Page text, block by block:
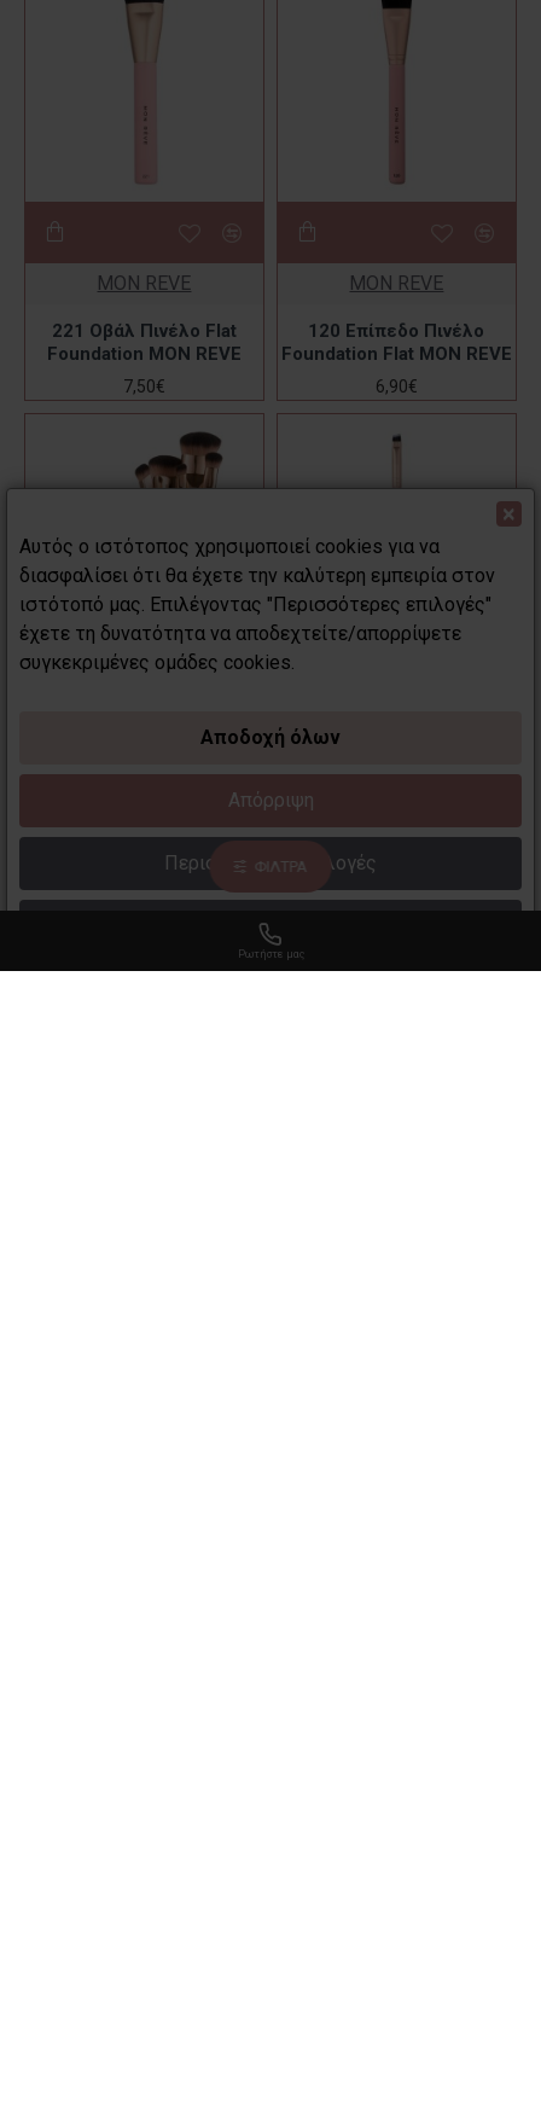
MON REVE
221 Οβάλ Πινέλο Flat
Foundation MON REVE
7,50€
MON REVE
120 Επίπεδο Πινέλο
Foundation Flat MON REVE
6,90€
Collection 5 PCS BRUSH
SET MON REVE
Eyebrow Brush MON REVE
4,50€
×
Αυτός ο ιστότοπος χρησιμοποιεί cookies για να
διασφαλίσει ότι θα έχετε την καλύτερη εμπειρία στον
ιστότοπό μας. Επιλέγοντας "Περισσότερες επιλογές"
έχετε τη δυνατότητα να αποδεχτείτε/απορρίψετε
συγκεκριμένες ομάδες cookies.
Αποδοχή όλων
Απόρριψη
Περισσότερες επιλογές
Διαβάστε περισσότερα
Ρωτήστε μας
ΦΙΛΤΡΑ